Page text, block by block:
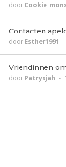
door
Contacten
door Esther1991 -
Vriendinnen
door Patrysjah -